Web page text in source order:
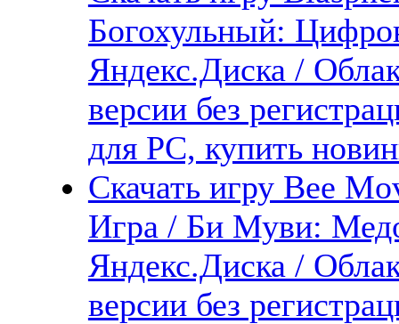
Богохульный:
Яндекс.Диска /
версии без
для PC, купить
Скачать игру Bee
Игра / Би Муви:
Яндекс.Диска /
версии без